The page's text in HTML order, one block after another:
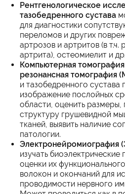
Рентгенологическое
тазобедренного сустава
для диагностики
переломов и других
артрозов и артритов (в т.ч.
артрита), остеомиелит и др.
Компьютерная
резонансная томография
и тазобедренного сустава
изображение послойных
области, оценить размеры,
структуру грушевидной
тканей, выявить наличие
патологии.
Электронейромиография
изучать
оценки их
волокон и окончаний для
проводимости нервного